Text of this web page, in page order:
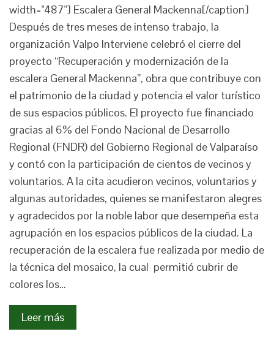
width="487"] Escalera General Mackenna[/caption]
Después de tres meses de intenso trabajo, la
organización Valpo Interviene celebró el cierre del
proyecto “Recuperación y modernización de la
escalera General Mackenna”, obra que contribuye con
el patrimonio de la ciudad y potencia el valor turístico
de sus espacios públicos. El proyecto fue financiado
gracias al 6% del Fondo Nacional de Desarrollo
Regional (FNDR) del Gobierno Regional de Valparaíso
y contó con la participación de cientos de vecinos y
voluntarios. A la cita acudieron vecinos, voluntarios y
algunas autoridades, quienes se manifestaron alegres
y agradecidos por la noble labor que desempeña esta
agrupación en los espacios públicos de la ciudad. La
recuperación de la escalera fue realizada por medio de
la técnica del mosaico, la cual permitió cubrir de
colores los…
Leer más